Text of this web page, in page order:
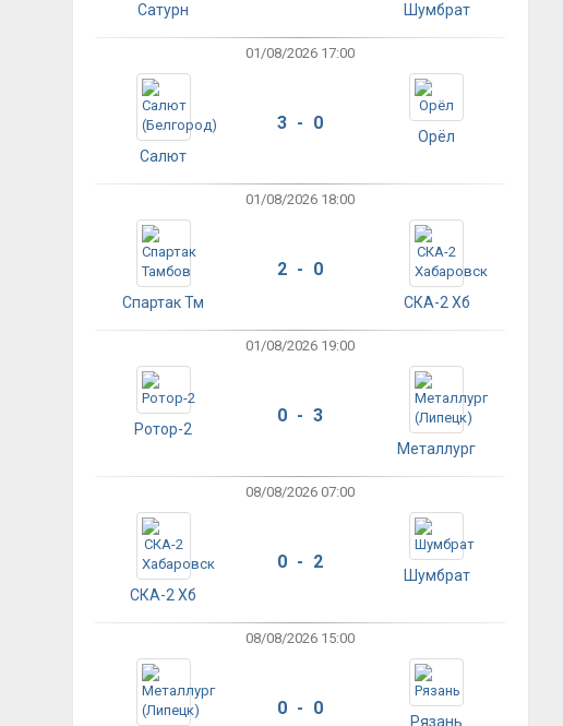
Сатурн Шумбрат
01/08/2026 17:00
Салют
3 - 0
Орёл
01/08/2026 18:00
Спартак Тм
2 - 0
СКА-2 Хб
01/08/2026 19:00
Ротор-2
0 - 3
Металлург
08/08/2026 07:00
СКА-2 Хб
0 - 2
Шумбрат
08/08/2026 15:00
0 - 0
Рязань